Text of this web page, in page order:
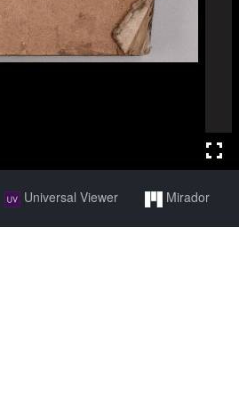
Universal Viewer Mirador